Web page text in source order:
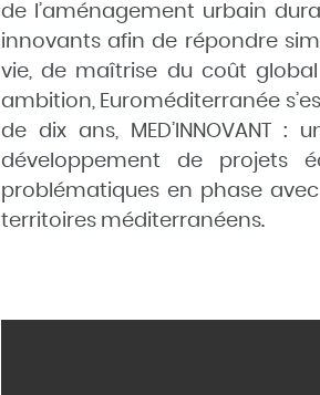
de l’aménagement urbain
innovants afin de répondre
vie, de maîtrise du coût
ambition, Euroméditerranée
de dix ans,
développement de projets
problématiques en phase
territoires méditerranéens.